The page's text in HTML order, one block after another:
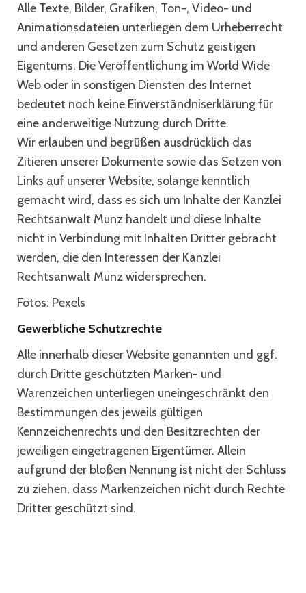
Alle Texte, Bilder, Grafiken, Ton-, Video- und
Animationsdateien unterliegen dem Urheberrecht
und anderen Gesetzen zum Schutz geistigen
Eigentums. Die Veröffentlichung im World Wide
Web oder in sonstigen Diensten des Internet
bedeutet noch keine Einverständniserklärung für
eine anderweitige Nutzung durch Dritte.
Wir erlauben und begrüßen ausdrücklich das
Zitieren unserer Dokumente sowie das Setzen von
Links auf unserer Website, solange kenntlich
gemacht wird, dass es sich um Inhalte der Kanzlei
Rechtsanwalt Munz handelt und diese Inhalte
nicht in Verbindung mit Inhalten Dritter gebracht
werden, die den Interessen der Kanzlei
Rechtsanwalt Munz widersprechen.
Fotos: Pexels
Gewerbliche Schutzrechte
Alle innerhalb dieser Website genannten und ggf.
durch Dritte geschützten Marken- und
Warenzeichen unterliegen uneingeschränkt den
Bestimmungen des jeweils gültigen
Kennzeichenrechts und den Besitzrechten der
jeweiligen eingetragenen Eigentümer. Allein
aufgrund der bloßen Nennung ist nicht der Schluss
zu ziehen, dass Markenzeichen nicht durch Rechte
Dritter geschützt sind.